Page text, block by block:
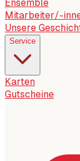
Ensemble
Mitarbeiter/-
Unsere
Service
Karten
Gutscheine